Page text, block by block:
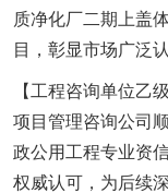
质净化厂二期上盖
目，彰显市场广泛
【工程咨询单位乙
项目管理咨询公司
政公用工程专业资
权威认可，为后续